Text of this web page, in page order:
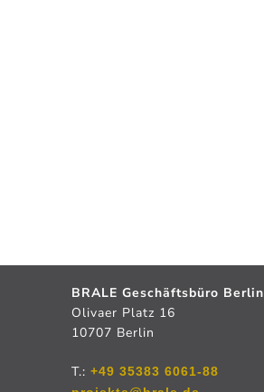
BRALE Geschäftsbüro Berlin
Olivaer Platz 16
10707 Berlin
T.: +49 35383 6061-88